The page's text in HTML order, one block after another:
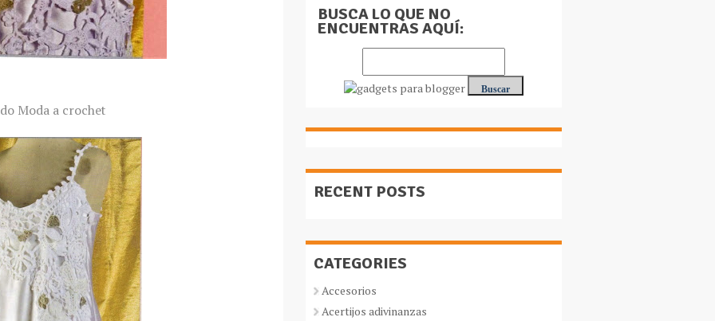
Moda a crochet
BUSCA LO QUE NO
ENCUENTRAS AQUÍ:
RECENT POSTS
CATEGORIES
Accesorios
Acertijos adivinanzas